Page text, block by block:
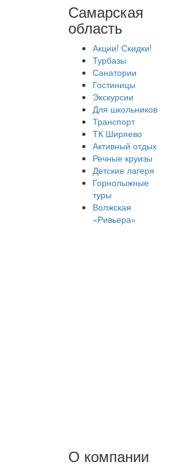
Самарская
область
Акции! Скидки!
Турбазы
Санатории
Гостиницы
Экскурсии
Для школьников
Транспорт
ТК Ширяево
Активный отдых
Речные круизы
Детские лагеря
Горнолыжные
туры
Волжская
«Ривьера»
О компании